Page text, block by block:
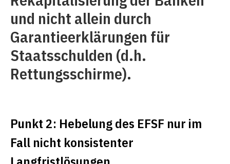
und nicht allein durch
Garantieerklärungen für
Staatsschulden (d.h.
Rettungsschirme).
Punkt 2: Hebelung des EFSF nur im
Fall nicht konsistenter